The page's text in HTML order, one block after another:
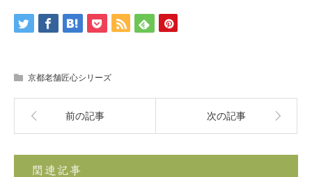
京都老舗匠心シリーズ
前の記事 次の記事
関連記事